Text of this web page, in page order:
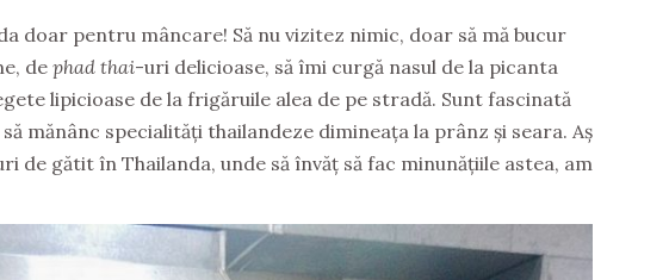
doar pentru mâncare! Să nu vizitez nimic, doar să mă bucur
de phad thai-uri delicioase, să îmi curgă nasul de la picanta
lipicioase de la frigăruile alea de pe stradă. Sunt fascinată
mănânc specialități thailandeze dimineața la prânz și seara. Aș
de gătit în Thailanda, unde să învăț să fac minunățiile astea, am